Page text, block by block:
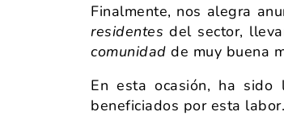
Finalmente, nos alegra
residentes del sector,
comunidad de muy buena
En esta ocasión, ha sido
beneficiados por esta